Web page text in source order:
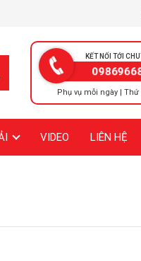
KẾT NỐI TỚI
Phụ vụ mỗi ngày | Thứ
VIDEO LIÊN HỆ